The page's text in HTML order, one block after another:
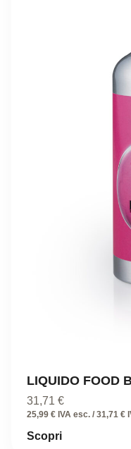
LIQUIDO FOOD
31,71 €
25,99 € IVA esc. / 31,71 €
Scopri